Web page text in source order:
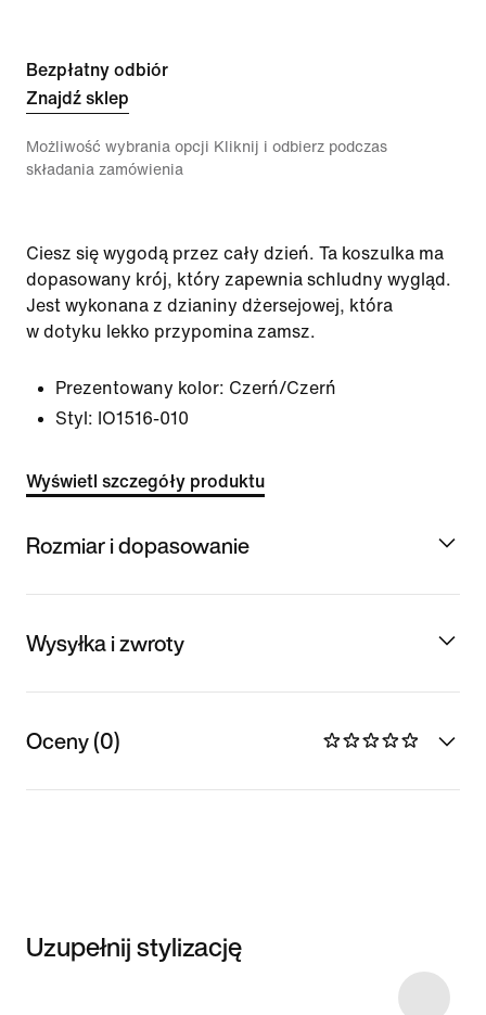
Bezpłatny odbiór
Znajdź sklep
Możliwość wybrania opcji Kliknij i odbierz podczas
składania zamówienia
Ciesz się wygodą przez cały dzień. Ta koszulka ma
dopasowany krój, który zapewnia schludny wygląd.
Jest wykonana z dzianiny dżersejowej, która
w dotyku lekko przypomina zamsz.
Prezentowany kolor: Czerń/Czerń
Styl: IO1516-010
Wyświetl szczegóły produktu
Rozmiar i dopasowanie
Wysyłka i zwroty
Oceny (0)
Uzupełnij stylizację